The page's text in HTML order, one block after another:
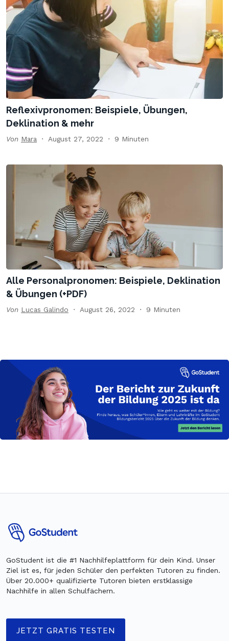
Reflexivpronomen: Beispiele, Übungen,
Deklination & mehr
Von Mara August 27, 2022 9 Minuten
Alle Personalpronomen: Beispiele, Deklination
& Übungen (+PDF)
Von Lucas Galindo August 26, 2022 9 Minuten
GoStudent ist die #1 Nachhilfeplattform für dein Kind. Unser
Ziel ist es, für jeden Schüler den perfekten Tutoren zu finden.
Über 20.000+ qualifizierte Tutoren bieten erstklassige
Nachhilfe in allen Schulfächern.
JETZT GRATIS TESTEN